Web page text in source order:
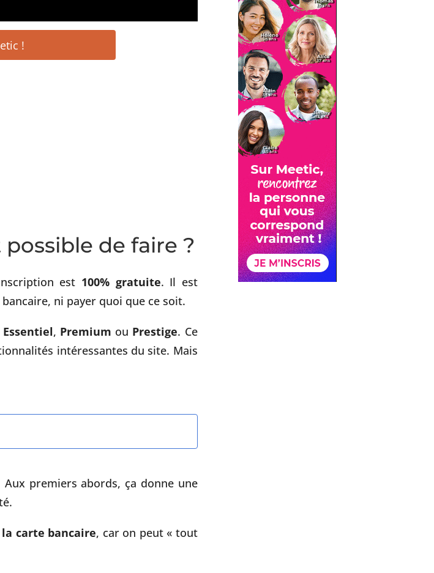
!
possible de faire ?
est 100% gratuite. Il est
ni payer quoi que ce soit.
Essentiel, Premium ou Prestige. Ce
intéressantes du site. Mais
Aux premiers abords, ça donne une
carte bancaire, car on peut « tout